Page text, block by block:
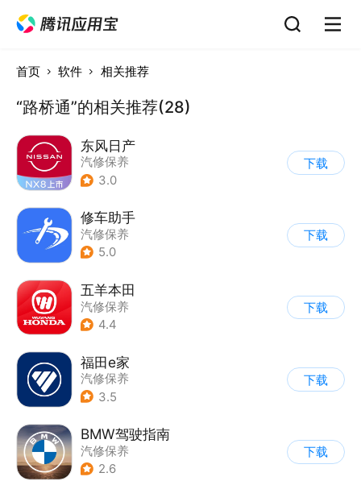
首页 软件 相关推荐
“路桥通”的相关推荐(28)
东风日产
汽修保养
3.0
下载
修车助手
汽修保养
5.0
下载
五羊本田
汽修保养
4.4
下载
福田e家
汽修保养
3.5
下载
BMW驾驶指南
汽修保养
2.6
下载